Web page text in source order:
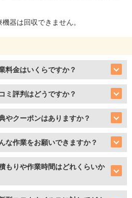
器は回収できません。
料金はいくらですか？
ミ評判はどうですか？
やクーポンはありますか？
な作業をお願いできますか？
もりや作業時間はどれくらいか